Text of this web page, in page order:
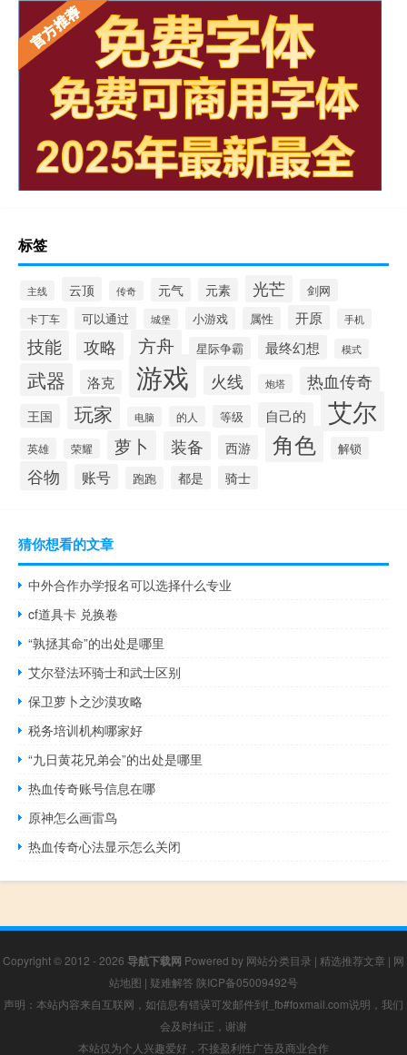
标签
主线 云顶 传奇 元气 元素 光芒 剑网
卡丁车 可以通过 城堡 小游戏 属性 开原 手机
技能 攻略 方舟 星际争霸 最终幻想 模式
武器 洛克 游戏 火线 炮塔 热血传奇
王国 玩家 电脑 的人 等级 自己的 艾尔
英雄 荣耀 萝卜 装备 西游 角色 解锁
谷物 账号 跑跑 都是 骑士
猜你想看的文章
中外合作办学报名可以选择什么专业
cf道具卡 兑换卷
“孰拯其命”的出处是哪里
艾尔登法环骑士和武士区别
保卫萝卜之沙漠攻略
税务培训机构哪家好
“九日黄花兄弟会”的出处是哪里
热血传奇账号信息在哪
原神怎么画雷鸟
热血传奇心法显示怎么关闭
Copyright © 2012 - 2026 导航下载网 Powered by 网站分类目录 | 精选推荐文章 | 网
站地图 | 疑难解答 陕ICP备05009492号
声明：本站内容来自互联网，如信息有错误可发邮件到f_fb#foxmail.com说明，我们
会及时纠正，谢谢
本站仅为个人兴趣爱好，不接盈利性广告及商业合作